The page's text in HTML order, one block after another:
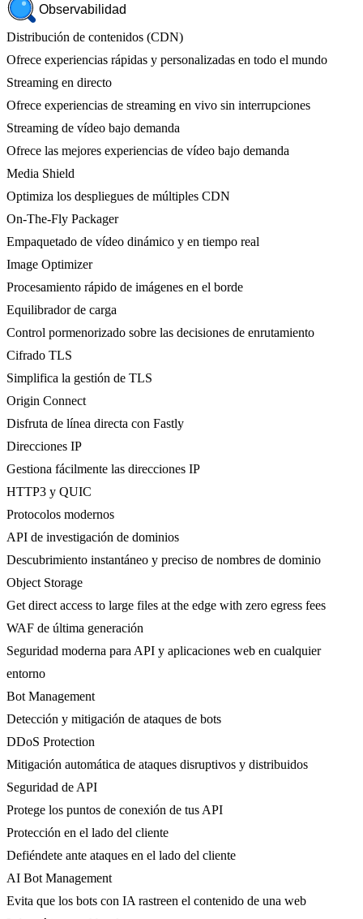
Observabilidad
Distribución de contenidos (CDN)
Ofrece experiencias rápidas y personalizadas en todo el mundo
Streaming en directo
Ofrece experiencias de streaming en vivo sin interrupciones
Streaming de vídeo bajo demanda
Ofrece las mejores experiencias de vídeo bajo demanda
Media Shield
Optimiza los despliegues de múltiples CDN
On-The-Fly Packager
Empaquetado de vídeo dinámico y en tiempo real
Image Optimizer
Procesamiento rápido de imágenes en el borde
Equilibrador de carga
Control pormenorizado sobre las decisiones de enrutamiento
Cifrado TLS
Simplifica la gestión de TLS
Origin Connect
Disfruta de línea directa con Fastly
Direcciones IP
Gestiona fácilmente las direcciones IP
HTTP3 y QUIC
Protocolos modernos
API de investigación de dominios
Descubrimiento instantáneo y preciso de nombres de dominio
Object Storage
Get direct access to large files at the edge with zero egress fees
WAF de última generación
Seguridad moderna para API y aplicaciones web en cualquier
entorno
Bot Management
Detección y mitigación de ataques de bots
DDoS Protection
Mitigación automática de ataques disruptivos y distribuidos
Seguridad de API
Protege los puntos de conexión de tus API
Protección en el lado del cliente
Defiéndete ante ataques en el lado del cliente
AI Bot Management
Evita que los bots con IA rastreen el contenido de una web